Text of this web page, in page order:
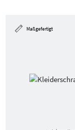
Maßgefertigt